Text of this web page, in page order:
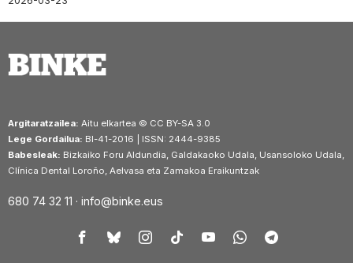
Argitaratzailea: Aitu elkartea © CC BY-SA 3.0
Lege Gordailua: BI-41-2016 | ISSN: 2444-9385
Babesleak: Bizkaiko Foru Aldundia, Galdakaoko Udala, Usansoloko Udala,
Clínica Dental Loroño, Aelvasa eta Zamakoa Eraikuntzak
680 74 32 11 · info@binke.eus